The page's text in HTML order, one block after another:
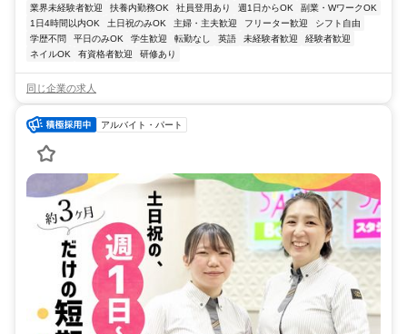
業界未経験者歓迎 扶養内勤務OK 社員登用あり 週1日からOK
副業・WワークOK
1日4時間以内OK
土日祝のみOK 主婦・主夫歓迎 フリーター歓迎
シフト自由
学歴不問
平日のみOK 学生歓迎 転勤なし 英語 未経験者歓迎
経験者歓迎
ネイルOK
有資格者歓迎 研修あり
同じ企業の求人
アルバイト・パート